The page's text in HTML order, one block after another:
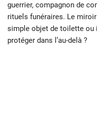
guerrier, compagnon de
rituels funéraires. Le
simple objet de toilette ou
protéger dans l’au-delà ?